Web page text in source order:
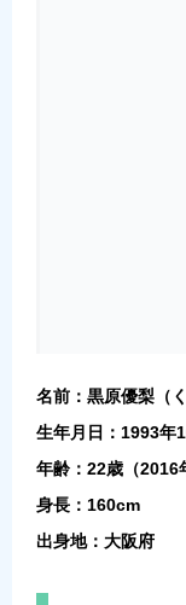
名前：黒原優梨（
生年月日：1993年
年齢：22歳（2016
身長：160cm
出身地：大阪府